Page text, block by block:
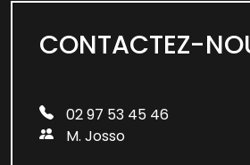
CONTACTEZ-
02 97 53 45 46
M. Josso